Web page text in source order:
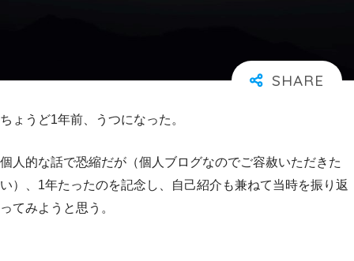
ちょうど1年前、うつになった。
個人的な話で恐縮だが（個人ブログなのでご容赦いただきた
い）、1年たったのを記念し、自己紹介も兼ねて当時を振り返
ってみようと思う。